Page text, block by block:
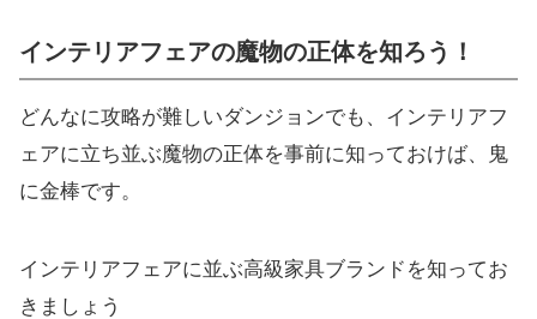
インテリアフェアの魔物の正体を知ろう！
どんなに攻略が難しいダンジョンでも、インテリアフ
ェアに立ち並ぶ魔物の正体を事前に知っておけば、鬼
に金棒です。
インテリアフェアに並ぶ高級家具ブランドを知ってお
きましょう